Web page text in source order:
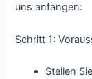
uns anfangen:
Schritt 1:
Stellen